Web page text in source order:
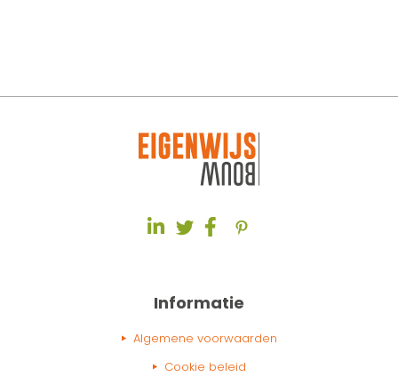
Informatie
Algemene voorwaarden
Cookie beleid